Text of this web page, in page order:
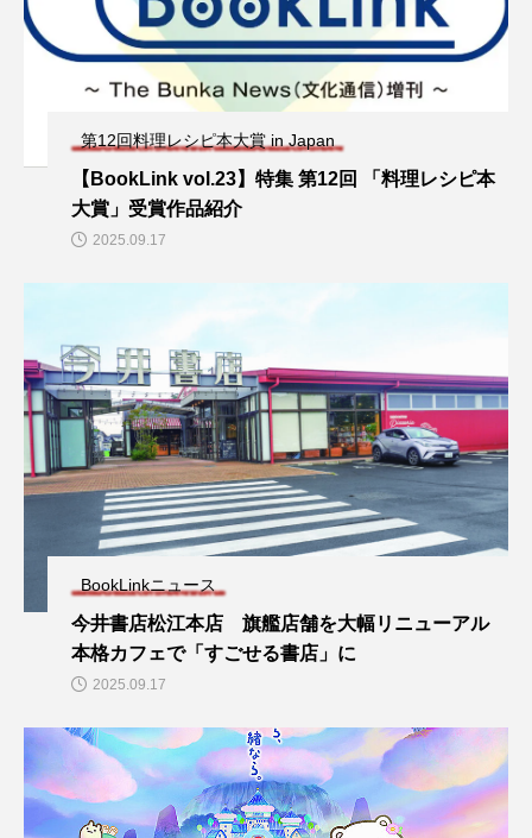
第12回料理レシピ本大賞 in Japan
【BookLink vol.23】特集 第12回 「料理レシピ本
大賞」受賞作品紹介
2025.09.17
BookLinkニュース
今井書店松江本店 旗艦店舗を大幅リニューアル
本格カフェで「すごせる書店」に
2025.09.17